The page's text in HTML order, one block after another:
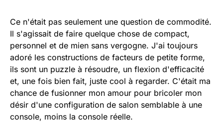
Ce n'était pas seulement une question de commodité.
Il s'agissait de faire quelque chose de compact,
personnel et de mien sans vergogne. J'ai toujours
adoré les constructions de facteurs de petite forme,
ils sont un puzzle à résoudre, un flexion d'efficacité
et, une fois bien fait, juste cool à regarder. C'était ma
chance de fusionner mon amour pour bricoler mon
désir d'une configuration de salon semblable à une
console, moins la console réelle.